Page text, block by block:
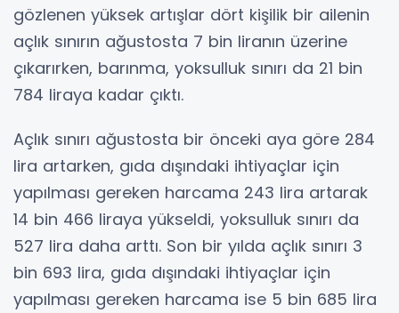
gözlenen yüksek artışlar dört kişilik bir ailenin
açlık sınırın ağustosta 7 bin liranın üzerine
çıkarırken, barınma, yoksulluk sınırı da 21 bin
784 liraya kadar çıktı.
Açlık sınırı ağustosta bir önceki aya göre 284
lira artarken, gıda dışındaki ihtiyaçlar için
yapılması gereken harcama 243 lira artarak
14 bin 466 liraya yükseldi, yoksulluk sınırı da
527 lira daha arttı. Son bir yılda açlık sınırı 3
bin 693 lira, gıda dışındaki ihtiyaçlar için
yapılması gereken harcama ise 5 bin 685 lira